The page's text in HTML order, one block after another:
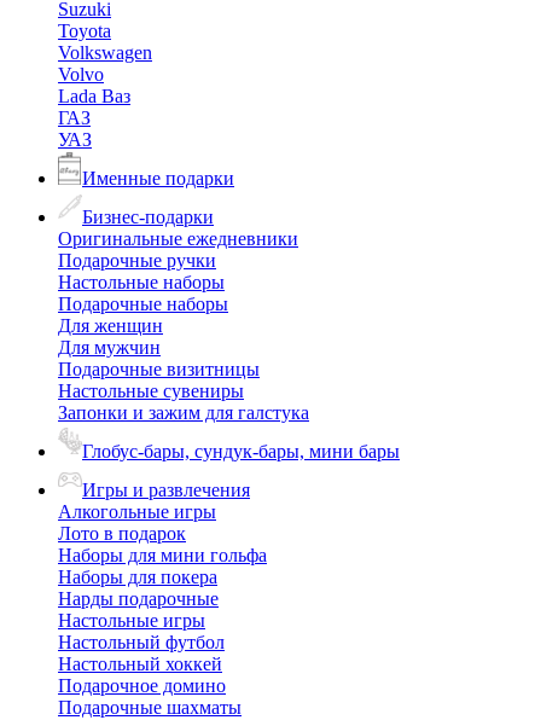
Suzuki
Toyota
Volkswagen
Volvo
Lada Ваз
ГАЗ
УАЗ
Именные подарки
Бизнес-подарки
Оригинальные ежедневники
Подарочные ручки
Настольные наборы
Подарочные наборы
Для женщин
Для мужчин
Подарочные визитницы
Настольные сувениры
Запонки и зажим для галстука
Глобус-бары, сундук-бары, мини бары
Игры и развлечения
Алкогольные игры
Лото в подарок
Наборы для мини гольфа
Наборы для покера
Нарды подарочные
Настольные игры
Настольный футбол
Настольный хоккей
Подарочное домино
Подарочные шахматы